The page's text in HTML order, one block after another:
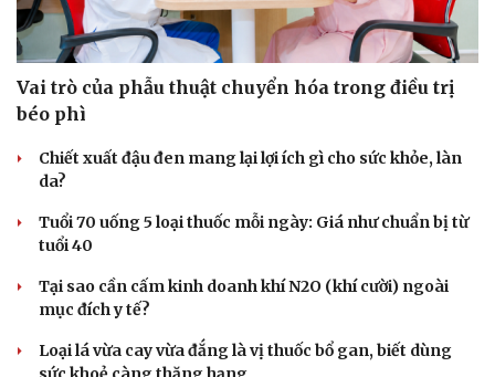
Vai trò của phẫu thuật chuyển hóa trong điều trị
béo phì
Chiết xuất đậu đen mang lại lợi ích gì cho sức khỏe, làn
da?
Tuổi 70 uống 5 loại thuốc mỗi ngày: Giá như chuẩn bị từ
tuổi 40
Tại sao cần cấm kinh doanh khí N2O (khí cười) ngoài
mục đích y tế?
Loại lá vừa cay vừa đắng là vị thuốc bổ gan, biết dùng